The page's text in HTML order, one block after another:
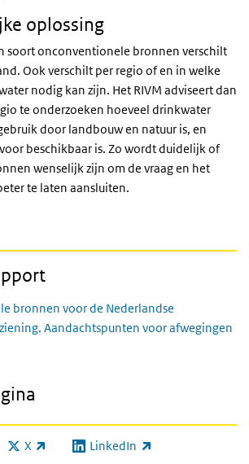
oplossing
soort onconventionele bronnen verschilt
Ook verschilt per regio of en in welke
nodig kan zijn. Het RIVM adviseert dan
te onderzoeken hoeveel drinkwater
door landbouw en natuur is, en
beschikbaar is. Zo wordt duidelijk of
wenselijk zijn om de vraag en het
te laten aansluiten.
bronnen voor de Nederlandse
Aandachtspunten voor afwegingen
X
(externe link) LinkedIn
(externe link)